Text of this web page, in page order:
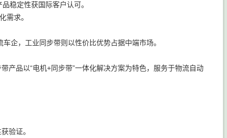
稳定性获国际客户认可。
需求。
企，工业同步带则以性价比优势占据中端市场。
产品以“电机+同步带”一体化解决方案为特色，服务于物流自动
验证。